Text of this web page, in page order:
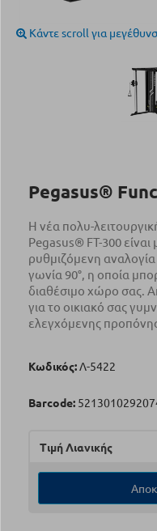
Κάντε scroll για
Pegasus®
Η νέα πολυ-
Pegasus® FT-300
ρυθμιζόμενη
γωνία 90°, η οποία
διαθέσιμο χώρο σας.
για το οικιακό σας
ελεγχόμενης
Κωδικός:Λ-5422
Barcode:
Τιμή Λιανικής